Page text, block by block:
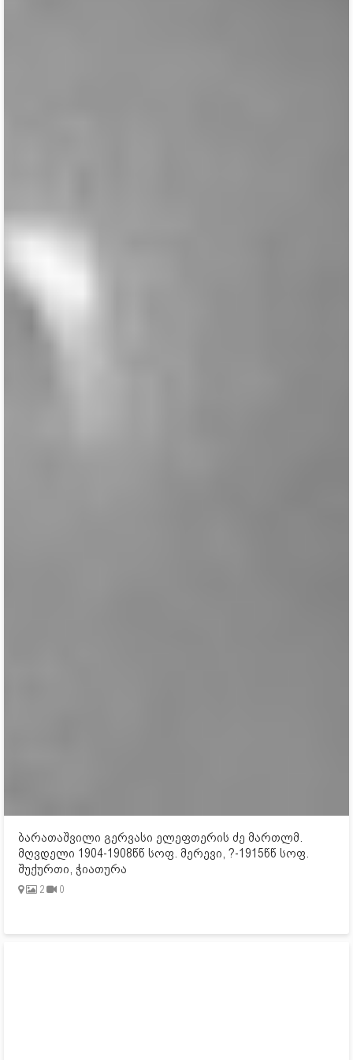
ბარათაშვილი გერვასი ელეფთერის ძე მართლმ.
მღვდელი 1904-1908წწ სოფ. მერევი, ?-1915წწ სოფ.
შუქურთი, ჭიათურა
2 0